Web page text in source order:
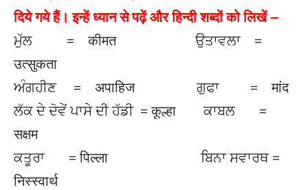
दिये गये हैं। इन्हें ध्यान से पढ़ें और हिन्दी शब्दों को लिखें –
ਮੁੱਲ = कीमत ਉਤਾਵਲਾ =
उत्सुकता
ਅੰਗਹੀਣ = अपाहिज ਗੁਫਾ = मांद
ਲੱਕ ਦੇ ਦੋਵੇਂ ਪਾਸੇ ਦੀ ਹੱਡੀ = कूल्हा ਕਾਬਲ =
सक्षम
ਕਤੂਰਾ = पिल्ला ਬਿਨਾ ਸਵਾਰਥ =
निस्स्वार्थ